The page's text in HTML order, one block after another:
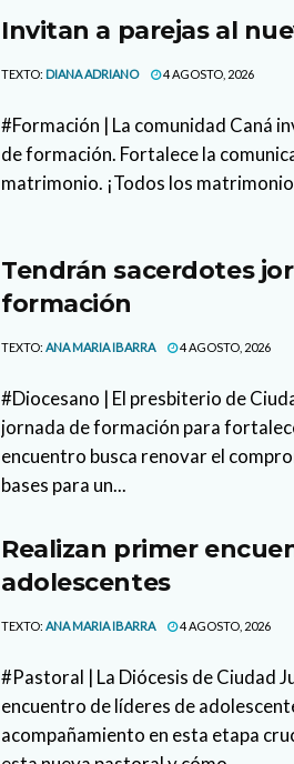
Invitan a parejas al
TEXTO: DIANA ADRIANO 4 AGOSTO, 2026
#Formación | La comunidad Caná
de formación. Fortalece la
matrimonio. ¡Todos los
Tendrán sacerdotes
formación
TEXTO: ANA MARIA IBARRA 4 AGOSTO, 2026
#Diocesano | El presbiterio de
jornada de formación para
encuentro busca renovar el
bases para un...
Realizan primer
adolescentes
TEXTO: ANA MARIA IBARRA 4 AGOSTO, 2026
#Pastoral | La Diócesis de Ciudad
encuentro de líderes de
acompañamiento en esta etapa